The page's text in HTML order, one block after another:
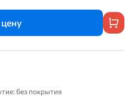
без покрытия